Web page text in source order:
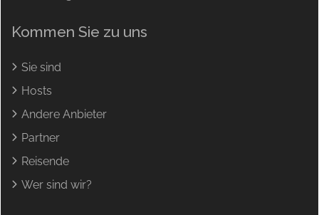
Kommen Sie zu uns
Sie sind
Hosts
Andere Anbieter
Partner
Reisende
Wer sind wir?